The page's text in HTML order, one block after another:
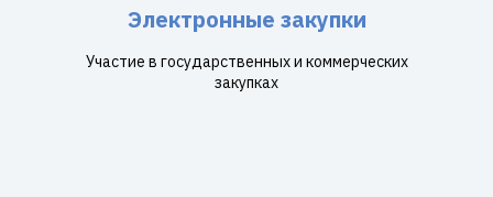
Электронные закупки
Участие в государственных и коммерческих
закупках